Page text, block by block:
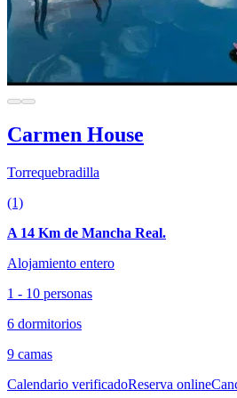
Carmen House
Torrequebradilla
(1)
A 14 Km de Mancha Real.
Alojamiento entero
1 - 10 personas
6 dormitorios
9 camas
Calendario verificadoReserva online